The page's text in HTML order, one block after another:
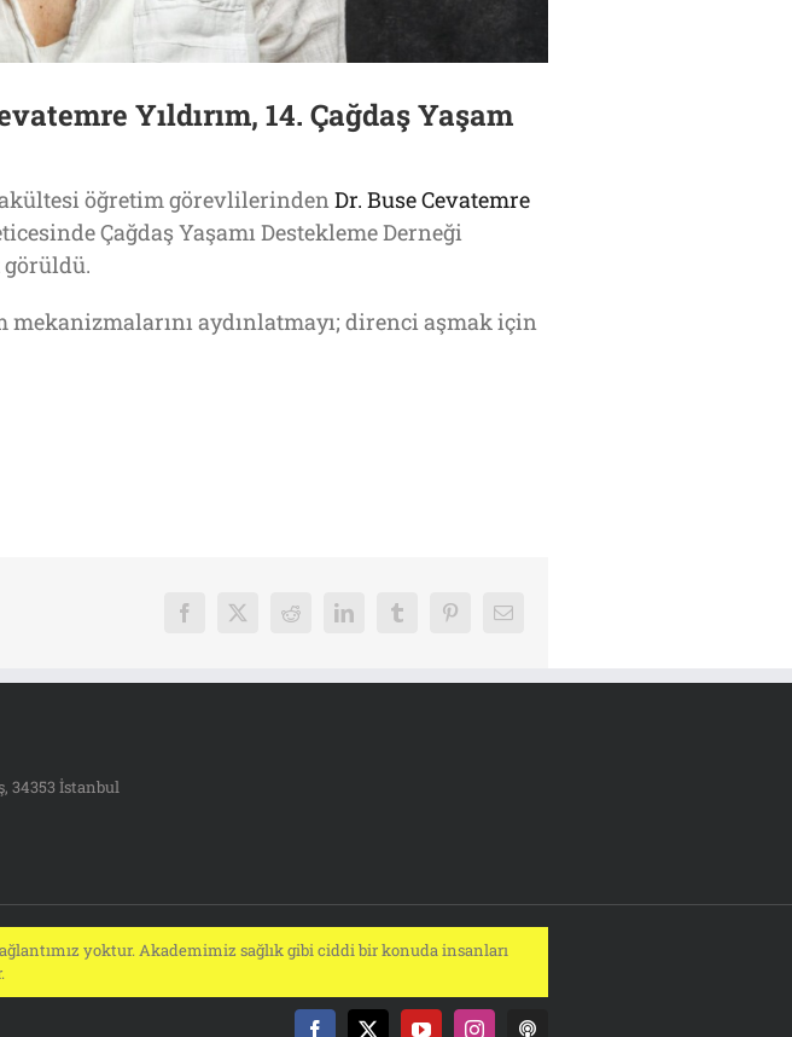
Yıldırım, 14. Çağdaş Yaşam
öğretim görevlilerindenDr. Buse Cevatemre
Çağdaş Yaşamı Destekleme Derneği
görüldü.
mekanizmalarını aydınlatmayı; direnci aşmak için
Facebook
X Reddit LinkedInTumblrPinterest
E-
34353 İstanbul
yoktur. Akademimiz sağlık gibi ciddi bir konuda insanları